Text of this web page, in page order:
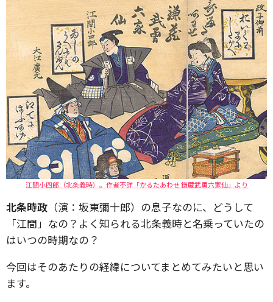
江間小四郎（北条義時）。作者不詳「かるたあわせ 鎌蔵武勇六家仙」より
北条時政 （演：坂東彌十郎）の息子なのに、どうして
「江間」なの？よく知られる北条義時と名乗っていたの
はいつの時期なの？
今回はそのあたりの経緯についてまとめてみたいと思い
ます。